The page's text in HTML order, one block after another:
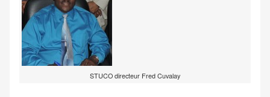
STUCO directeur Fred Cuvalay